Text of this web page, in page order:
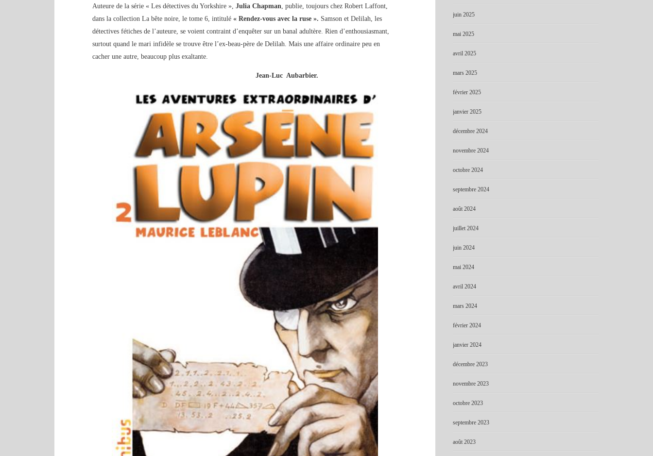
Auteure de la série « Les détectives du Yorkshire »,Julia Chapman, publie, toujours chez Robert Laffont,
dans la collection La bête noire, le tome 6, intitulé« Rendez-vous avec la ruse ». Samson et Delilah, les
détectives fétiches de l’auteure, se voient contraint d’enquêter sur un banal adultère. Rien d’enthousiasmant,
surtout quand le mari infidèle se trouve être l’ex-beau-père de Delilah. Mais une affaire ordinaire peu en
cacher une autre, beaucoup plus exaltante.
Jean-Luc Aubarbier.
juin 2025
mai 2025
avril 2025
mars 2025
février 2025
janvier 2025
décembre 2024
novembre 2024
octobre 2024
septembre 2024
août 2024
juillet 2024
juin 2024
mai 2024
avril 2024
mars 2024
février 2024
janvier 2024
décembre 2023
novembre 2023
octobre 2023
septembre 2023
août 2023